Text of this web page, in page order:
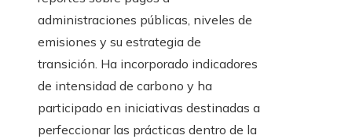
administraciones públicas, niveles de
emisiones y su estrategia de
transición. Ha incorporado indicadores
de intensidad de carbono y ha
participado en iniciativas destinadas a
perfeccionar las prácticas dentro de la